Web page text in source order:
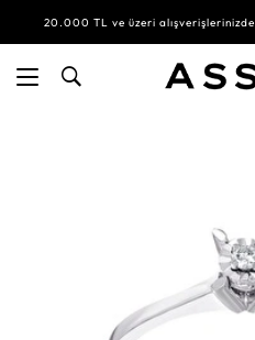
20.000 TL ve üzeri alışverişlerinizde